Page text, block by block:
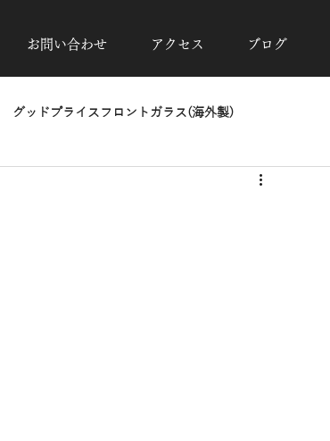
お問い合わせ アクセス ブログ
グッドプライスフロントガラス(海外製)
高断熱フィルムシルフィード